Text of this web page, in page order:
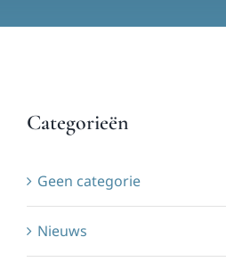
Categorieën
Geen categorie
Nieuws